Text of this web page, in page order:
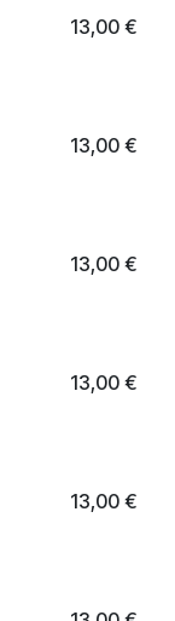
13,00€
13,00€
13,00€
13,00€
13,00€